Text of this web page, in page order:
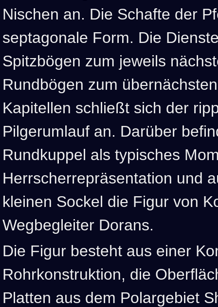
Nischen an. Die Schafte der
septagonale Form. Die
Spitzbögen zum jeweils
Rundbögen zum
Kapitellen schließt sich der
Pilgerumlauf an. Darüber
Rundkuppel als typisches
Herrscherrepräsentation und
kleinen Sockel die Figur von
Wegbegleiter Dorans.
Die Figur besteht aus einer
Rohrkonstruktion, die
Platten aus dem Polargebiet